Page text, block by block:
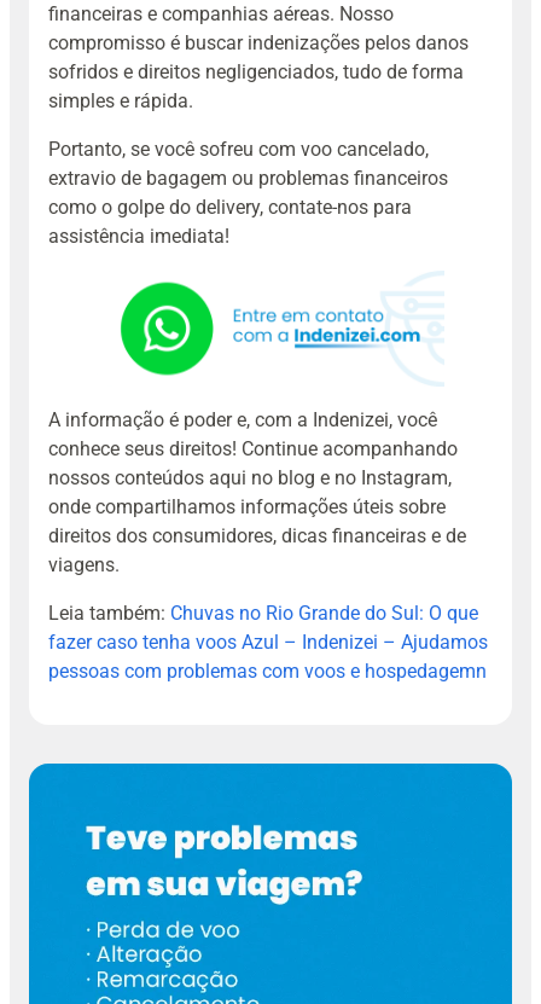
financeiras e companhias aéreas. Nosso
compromisso é buscar indenizações pelos danos
sofridos e direitos negligenciados, tudo de forma
simples e rápida.
Portanto, se você sofreu com voo cancelado,
extravio de bagagem ou problemas financeiros
como o golpe do delivery, contate-nos para
assistência imediata!
A informação é poder e, com a Indenizei, você
conhece seus direitos! Continue acompanhando
nossos conteúdos aqui no blog e no Instagram,
onde compartilhamos informações úteis sobre
direitos dos consumidores, dicas financeiras e de
viagens.
Leia também: Chuvas no Rio Grande do Sul: O que
fazer caso tenha voos Azul – Indenizei – Ajudamos
pessoas com problemas com voos e hospedagemn